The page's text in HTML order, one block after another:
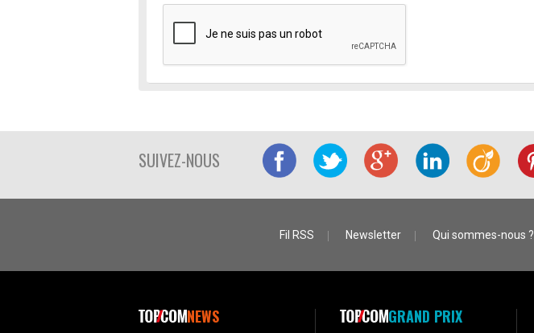
SUIVEZ-NOUS
Fil RSS Newsletter Qui sommes-nous ?
NEWS GRAND PRIX